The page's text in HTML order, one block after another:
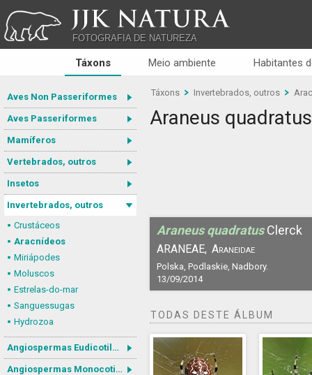
JJK NATURA
FOTOGRAFIA DE NATUREZA
Táxons Meio ambiente Habitantes
Aves Non Passeriformes
Aves Passeriformes
Mamíferos
Vertebrados, outros
Insetos
Invertebrados, outros
Crustáceos
Aracnídeos
Miriápodes
Moluscos
Estrelas-do-mar
Sanguessugas
Hydrozoa
Angiospermas Eudicotiledôneas
Angiospermas Monocotiledôneas
Táxons Invertebrados, outros
Araneus quadratus
Araneus quadratus Clerck
ARANEAE, Araneidae
Polska, Podlaskie, Nadbory.
13/09/2014
TODAS DESTE ÁLBUM